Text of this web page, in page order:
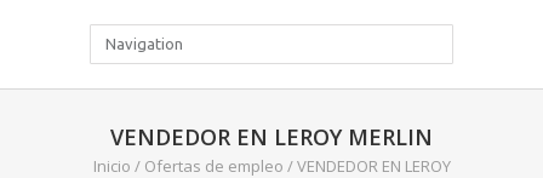
VENDEDOR EN LEROY MERLIN
Inicio / Ofertas de empleo /VENDEDOR EN LEROY